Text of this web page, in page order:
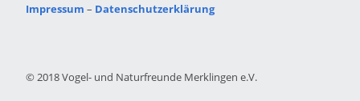
Impressum – Datenschutzerklärung
© 2018 Vogel- und Naturfreunde Merklingen e.V.